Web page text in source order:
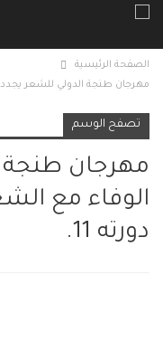
الصفحة الرئيسية
مهرجان طنجة الدولي للشعر يجدد
تصفح الوسم
مهرجان طنجة
الوفاء مع
دورته 11.